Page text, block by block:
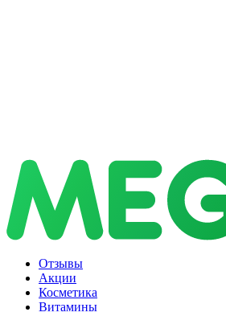
Отзывы
Акции
Косметика
Витамины